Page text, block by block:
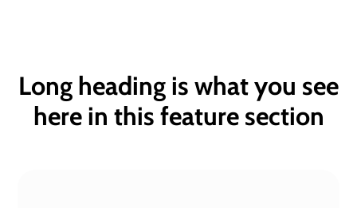
Long heading is what you see
here in this feature section